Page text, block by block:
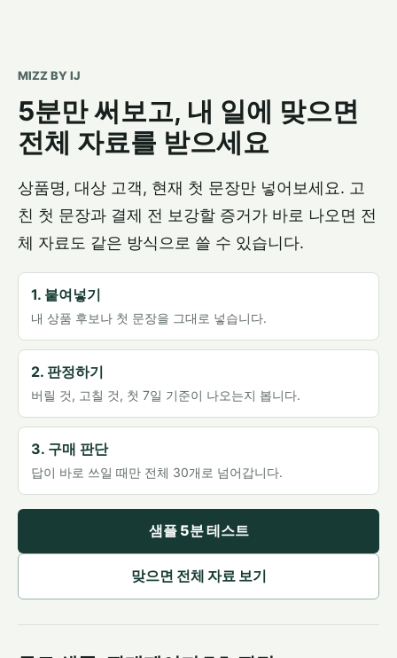
MIZZ BY IJ
5분만 써보고, 내 일에 맞으면
전체 자료를 받으세요
상품명, 대상 고객, 현재 첫 문장만 넣어보세요. 고
친 첫 문장과 결제 전 보강할 증거가 바로 나오면 전
체 자료도 같은 방식으로 쓸 수 있습니다.
1. 붙여넣기
내 상품 후보나 첫 문장을 그대로 넣습니다.
2. 판정하기
버릴 것, 고칠 것, 첫 7일 기준이 나오는지 봅니다.
3. 구매 판단
답이 바로 쓰일 때만 전체 30개로 넘어갑니다.
샘플 5분 테스트
맞으면 전체 자료 보기